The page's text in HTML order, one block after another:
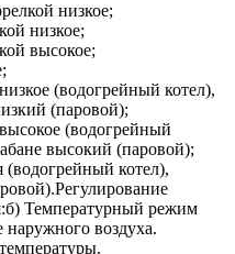
низкое;
низкое;
высокое;
(водогрейный котел),
(паровой);
(водогрейный
высокий (паровой);
(водогрейный котел),
Температурный режим
наружного воздуха.